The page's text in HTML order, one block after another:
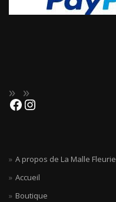
A propos de La Malle Fleurie
Accueil
Boutique